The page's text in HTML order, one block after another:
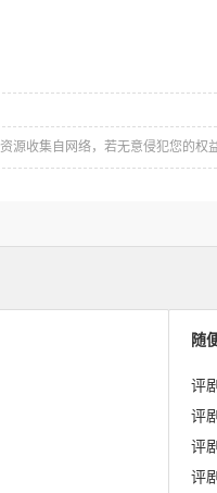
资源收集自网络，若无意侵犯您的权
随
评
评
评
评